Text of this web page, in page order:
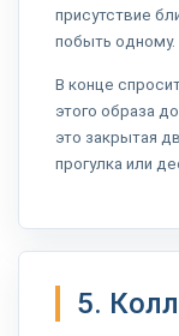
присутствие
побыть одному.
В конце
этого образа
это закрытая
прогулка или
5.